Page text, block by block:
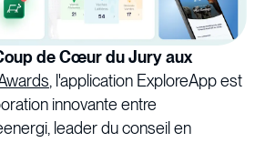
de Cœur du Jury aux
, l'application ExploreApp est
innovante entre
leader du conseil en